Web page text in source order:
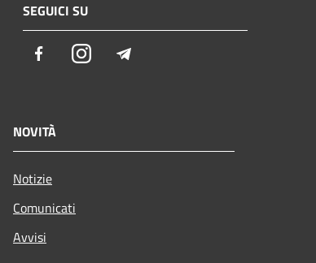
SEGUICI SU
FacebookInstagram
NOVITÀ
Notizie
Comunicati
Avvisi